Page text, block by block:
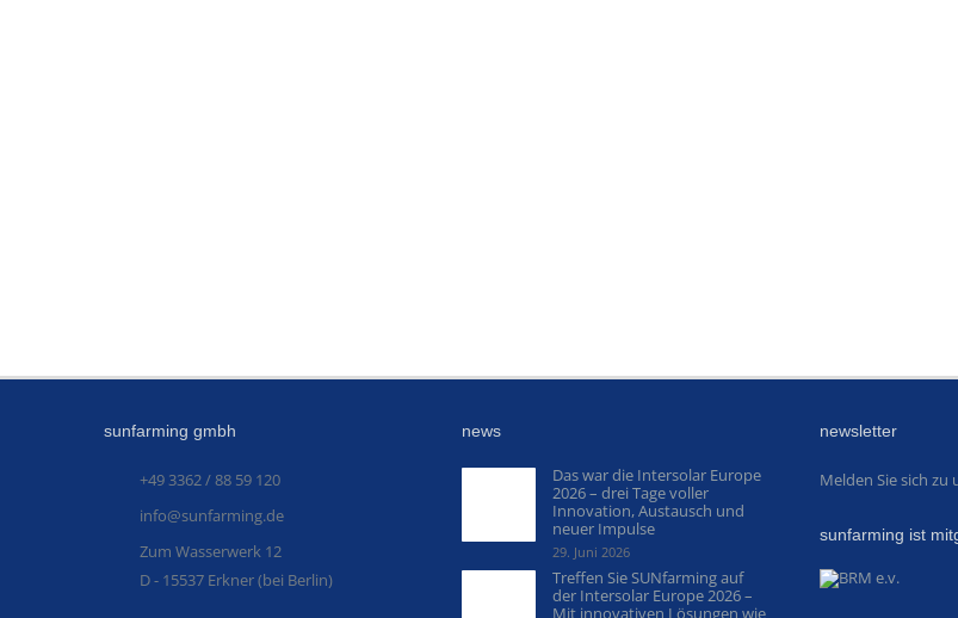
sunfarming gmbh
+49 3362 / 88 59 120
info@sunfarming.de
Zum Wasserwerk 12
D - 15537 Erkner (bei Berlin)
news
Das war die Intersolar Europe
2026 – drei Tage voller
Innovation, Austausch und
neuer Impulse
29. Juni 2026
Treffen Sie SUNfarming auf
der Intersolar Europe 2026 –
Mit innovativen Lösungen wie
newsletter
Melden Sie sich
sunfarming ist